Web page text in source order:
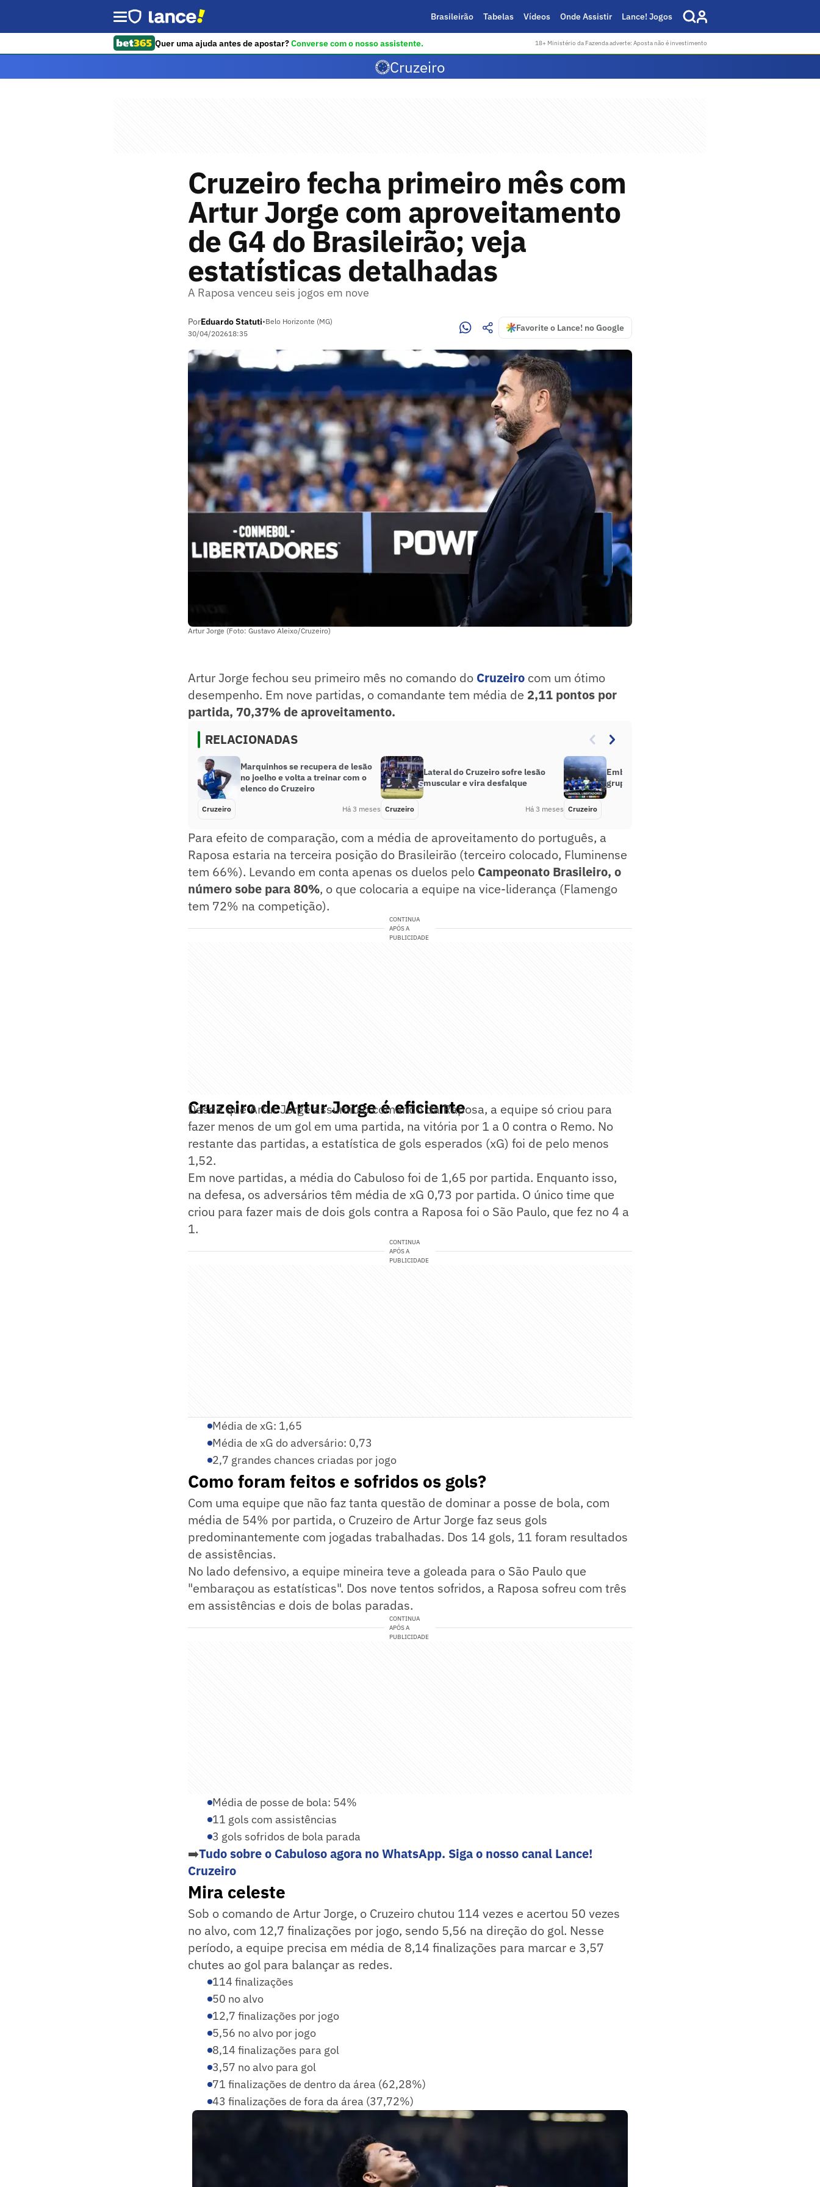
Brasileirão Tabelas Vídeos Onde Assistir Lance! Jogos
Quer uma ajuda antes de apostar?Converse com o nosso assistente. 18+ Ministério da Fazenda adverte: Aposta não é investimento
Cruzeiro
Cruzeiro fecha primeiro mês com
Artur Jorge com aproveitamento
de G4 do Brasileirão; veja
estatísticas detalhadas
A Raposa venceu seis jogos em nove
PorEduardo Statuti•Belo Horizonte (MG)
30/04/202618:35
Favorite o Lance! no Google
Artur Jorge (Foto: Gustavo Aleixo/Cruzeiro)
Artur Jorge fechou seu primeiro mês no comando do Cruzeiro com um ótimo
desempenho. Em nove partidas, o comandante tem média de 2,11 pontos por
partida, 70,37% de aproveitamento.
RELACIONADAS
Marquinhos se recupera de lesão
no joelho e volta a treinar com o
elenco do Cruzeiro
Cruzeiro Há 3 meses
Lateral do Cruzeiro sofre lesão
muscular e vira desfalque
Cruzeiro Há 3 meses
Embolado! Confira como ficou o
grupo do Cruzeiro na Libertadores
Cruzeiro
Para efeito de comparação, com a média de aproveitamento do português, a
Raposa estaria na terceira posição do Brasileirão (terceiro colocado, Fluminense
tem 66%). Levando em conta apenas os duelos pelo Campeonato Brasileiro, o
número sobe para 80%, o que colocaria a equipe na vice-liderança (Flamengo
tem 72% na competição).
CONTINUA
APÓS A
PUBLICIDADE
Cruzeiro de Artur Jorge é eficiente
Desde que Artur Jorge assumiu o comando da Raposa, a equipe só criou para
fazer menos de um gol em uma partida, na vitória por 1 a 0 contra o Remo. No
restante das partidas, a estatística de gols esperados (xG) foi de pelo menos
1,52.
Em nove partidas, a média do Cabuloso foi de 1,65 por partida. Enquanto isso,
na defesa, os adversários têm média de xG 0,73 por partida. O único time que
criou para fazer mais de dois gols contra a Raposa foi o São Paulo, que fez no 4 a
1.
CONTINUA
APÓS A
PUBLICIDADE
Média de xG: 1,65
Média de xG do adversário: 0,73
2,7 grandes chances criadas por jogo
Como foram feitos e sofridos os gols?
Com uma equipe que não faz tanta questão de dominar a posse de bola, com
média de 54% por partida, o Cruzeiro de Artur Jorge faz seus gols
predominantemente com jogadas trabalhadas. Dos 14 gols, 11 foram resultados
de assistências.
No lado defensivo, a equipe mineira teve a goleada para o São Paulo que
"embaraçou as estatísticas". Dos nove tentos sofridos, a Raposa sofreu com três
em assistências e dois de bolas paradas.
CONTINUA
APÓS A
PUBLICIDADE
Média de posse de bola: 54%
11 gols com assistências
3 gols sofridos de bola parada
➡️Tudo sobre o Cabuloso agora no WhatsApp. Siga o nosso canal Lance!
Cruzeiro
Mira celeste
Sob o comando de Artur Jorge, o Cruzeiro chutou 114 vezes e acertou 50 vezes
no alvo, com 12,7 finalizações por jogo, sendo 5,56 na direção do gol. Nesse
período, a equipe precisa em média de 8,14 finalizações para marcar e 3,57
chutes ao gol para balançar as redes.
114 finalizações
50 no alvo
12,7 finalizações por jogo
5,56 no alvo por jogo
8,14 finalizações para gol
3,57 no alvo para gol
71 finalizações de dentro da área (62,28%)
43 finalizações de fora da área (37,72%)